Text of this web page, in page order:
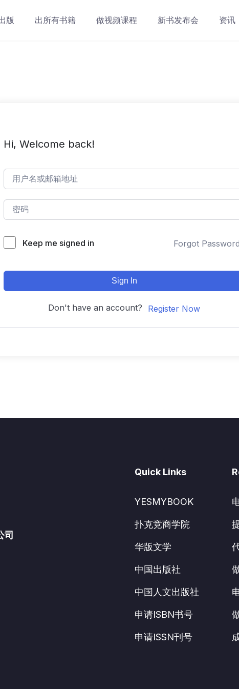
版 出所有书籍 做视频课程 新书发布会 资讯
Hi, Welcome back!
Keep me signed in Forgot
Sign In
Don't have an account? Register Now
司
Quick Links
YESMYBOOK
扑克竞商学院
华版文学
中国出版社
中国人文出版社
申请ISBN书号
申请ISSN刊号